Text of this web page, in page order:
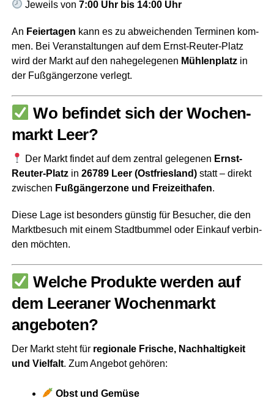
Jeweils von 7:00 Uhr bis 14:00 Uhr
An Fei­er­ta­gen kann es zu abwei­chen­den Ter­mi­nen kom­
men. Bei Ver­an­stal­tun­gen auf dem Ernst-Reu­ter-Platz
wird der Markt auf den nahe­ge­le­ge­nen Müh­len­platzin
der Fuß­gän­ger­zo­ne verlegt.
Wo befin­det sich der Wochen­
markt Leer?
Der Markt fin­det auf dem zen­tral gele­ge­nen Ernst-
Reu­ter-Platzin 26789 Leer (Ost­fries­land)statt – direkt
zwi­schen Fuß­gän­ger­zo­ne und Frei­zeit­ha­fen.
Die­se Lage ist beson­ders güns­tig für Besu­cher, die den
Markt­be­such mit einem Stadt­bum­mel oder Ein­kauf ver­bin­
den möchten.
Wel­che Pro­duk­te wer­den auf
dem Leera­ner Wochen­markt
angeboten?
Der Markt steht für regio­na­le Fri­sche, Nach­hal­tig­keit
und Viel­falt. Zum Ange­bot gehören:
Obst und Gemüse